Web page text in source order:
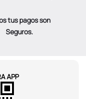
tus pagos son
Seguros.
APP